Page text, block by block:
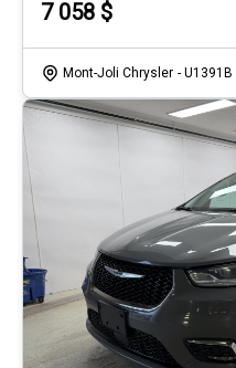
7 058 $
Mont-Joli Chrysler - U1391B